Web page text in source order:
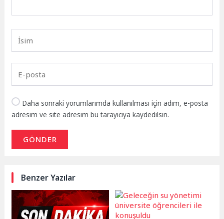
Daha sonraki yorumlarımda kullanılması için adım, e-posta
adresim ve site adresim bu tarayıcıya kaydedilsin.
GÖNDER
Benzer Yazılar